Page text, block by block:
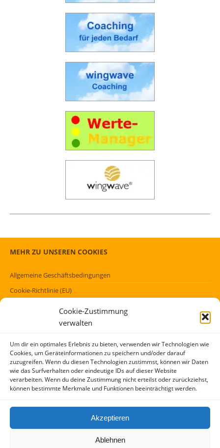
Cookie-Zustimmung
verwalten
Um dir ein optimales Erlebnis zu bieten, verwenden wir Technologien wie
Cookies, um Geräteinformationen zu speichern und/oder darauf
zuzugreifen. Wenn du diesen Technologien zustimmst, können wir Daten
wie das Surfverhalten oder eindeutige IDs auf dieser Website
verarbeiten. Wenn du deine Zustimmung nicht erteilst oder zurückziehst,
können bestimmte Merkmale und Funktionen beeinträchtigt werden.
Akzeptieren
Ablehnen
MEHR ZU UNSEREN COOKIES
Allgemeine Geschäftsbedingungen
Cookie-Richtlinie (EU)
FÖRMLICHES
Kontakt
AGBs
Impressum und Datenschutzerklärung